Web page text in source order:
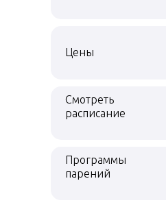
Цены
Смотреть
расписание
Программы
парений